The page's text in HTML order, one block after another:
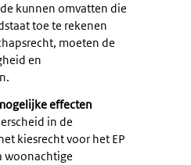
kunnen omvatten die
toe te rekenen
moeten de
en
effecten
in de
kiesrecht voor het EP
woonachtige